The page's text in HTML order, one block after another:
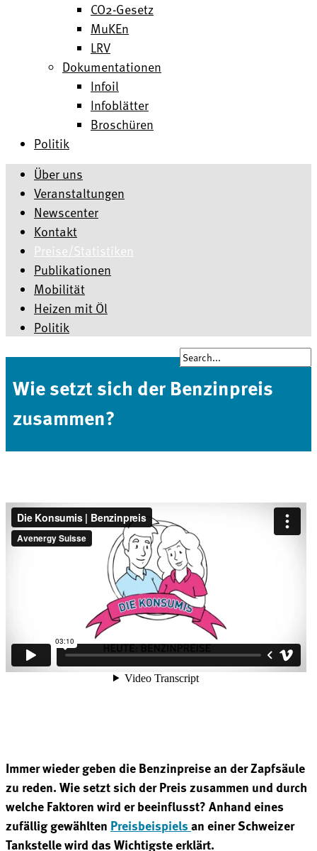
CO2-Gesetz
MuKEn
LRV
Dokumentationen
Infoil
Infoblätter
Broschüren
Politik
Über uns
Veranstaltungen
Newscenter
Kontakt
Preise/Statistiken
Publikationen
Mobilität
Heizen mit Öl
Politik
Wie setzt sich der Benzinpreis
zusammen?
Immer wieder geben die Benzinpreise an der Zapfsäule
zu reden. Wie setzt sich der Preis zusammen und durch
welche Faktoren wird er beeinflusst? Anhand eines
zufällig gewählten Preisbeispielsan einer Schweizer
Tankstelle wird das Wichtigste erklärt.